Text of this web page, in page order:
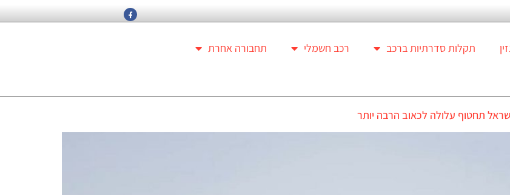
תקלות סדרתיות ברכב רכב חשמלי
תחבורה אחרת
תחטוף עלולה לכאוב הרבה יותר